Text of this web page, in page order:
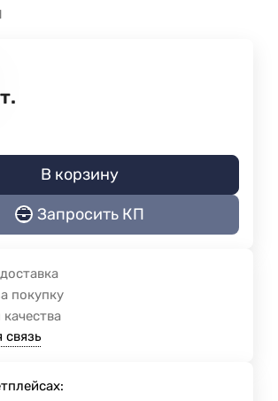
В корзину
Запросить КП
покупку
связь